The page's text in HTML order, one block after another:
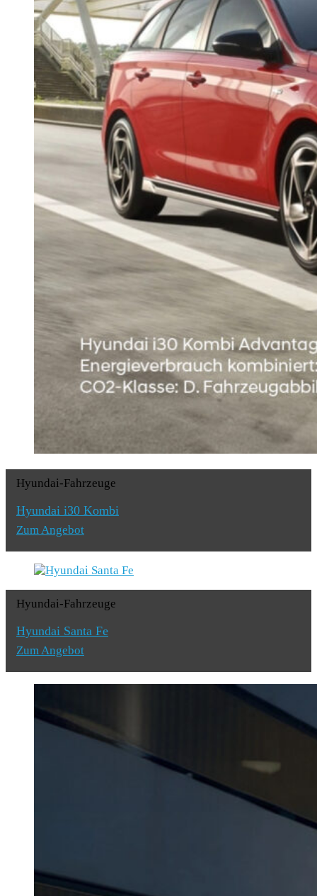
Hyundai-Fahrzeuge
Hyundai i30 Kombi
Zum Angebot
Hyundai-Fahrzeuge
Hyundai Santa Fe
Zum Angebot